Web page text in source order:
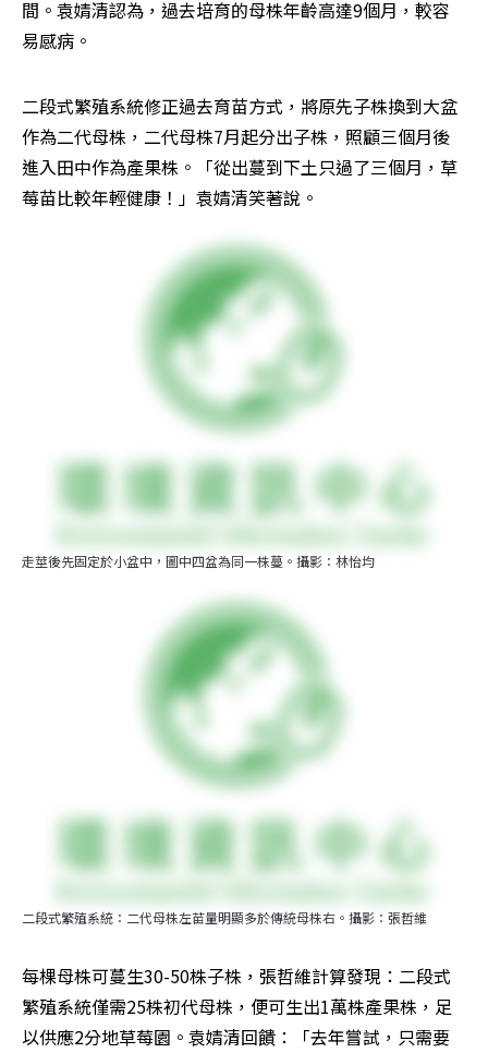
間。袁婧清認為，過去培育的母株年齡高達9個月，較容
易感病。
二段式繁殖系統修正過去育苗方式，將原先子株換到大盆
作為二代母株，二代母株7月起分出子株，照顧三個月後
進入田中作為產果株。「從出蔓到下土只過了三個月，草
莓苗比較年輕健康！」袁婧清笑著說。
走莖後先固定於小盆中，圖中四盆為同一株蔓。攝影：林怡均
二段式繁殖系統：二代母株左苗量明顯多於傳統母株右。攝影：張哲維
每棵母株可蔓生30-50株子株，張哲維計算發現：二段式
繁殖系統僅需25株初代母株，便可生出1萬株產果株，足
以供應2分地草莓園。袁婧清回饋：「去年嘗試，只需要